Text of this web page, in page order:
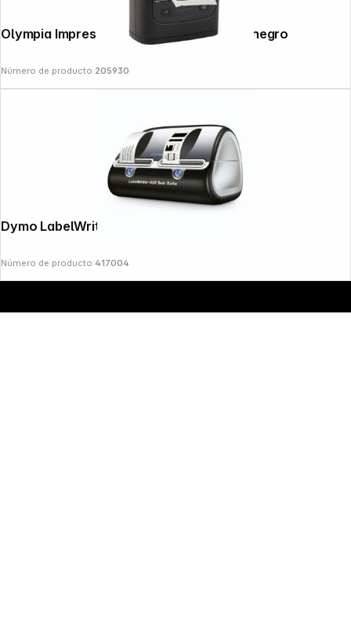
Olympia Impresora de etiquetas PM 220 negro
Número de producto:205930
Dymo LabelWriter 450 Twin Turbo
Número de producto:417004
Copyright © 2000 - 2026 DIFOX. All rights reserved.